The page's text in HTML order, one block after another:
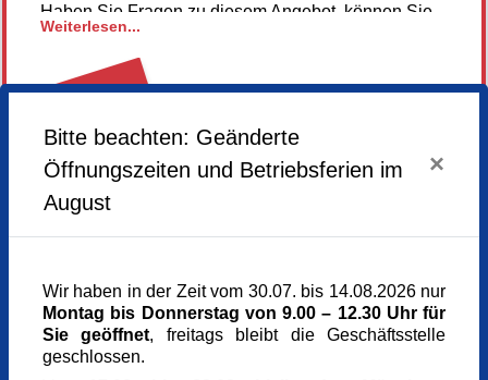
Haben Sie Fragen zu diesem Angebot, können Sie
gerne vorab Kontakt mit der Kunsttherapeutin
Andrea Müller unter amueller@muenchner-
bildungswerk.de aufnehmen.
Hier gehts zur Homepage unseresr Künstlerin
Weiterlesen...
möglich
Montag,20.04.2026,
Montag,11.05.2026,18.00 - 21.00 Uhr
Veranstaltungsort
Kunst im Turm - St. Clemens
Arnulfstr. 166
Bitte beachten: Geänderte
Öffnungszeiten und Betriebsferien im
August
×
Wir haben in der Zeit vom 30.07. bis 14.08.2026 nur
Montag bis Donnerstag von 9.00 – 12.30 Uhr für
Sie geöffnet, freitags bleibt die Geschäftsstelle
geschlossen.